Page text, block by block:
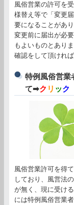
風俗営業の許可を
様替え等で「変更
要になることがあり
変更前に届出が必
もよいものとあり
確認をして頂ければ
特例風俗営業
て➡ク リ ック
風俗営業許可を得
しており、風営法
が無く、現に受け
には特例風俗営業